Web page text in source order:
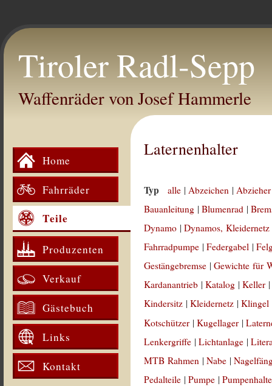
Tiroler Radl-Sepp
Waffenräder von Josef Hammerle
Home
Fahrräder
Teile
Produzenten
Verkauf
Gästebuch
Links
Kontakt
Laternenhalter
Typ alle |Abzeichen |
Bauanleitung |Blumenrad |
Dynamo |Dynamos, Kleidernetz
Fahrradpumpe |Federgabel |
Gestängebremse |Gewichte für
Kardanantrieb |Katalog |Keller
Kindersitz |Kleidernetz |Klingel
Kotschützer |Kugellager |
Lenkergriffe |Lichtanlage |
MTB Rahmen |Nabe |
Pedalteile |Pumpe |